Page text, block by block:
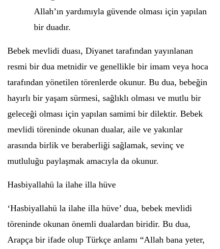
Allah’ın yardımıyla güvende olması için yapılan
bir duadır.
Bebek mevlidi duası, Diyanet tarafından yayınlanan
resmi bir dua metnidir ve genellikle bir imam veya hoca
tarafından yönetilen törenlerde okunur. Bu dua, bebeğin
hayırlı bir yaşam sürmesi, sağlıklı olması ve mutlu bir
geleceği olması için yapılan samimi bir dilektir. Bebek
mevlidi töreninde okunan dualar, aile ve yakınlar
arasında birlik ve beraberliği sağlamak, sevinç ve
mutluluğu paylaşmak amacıyla da okunur.
Hasbiyallahü la ilahe illa hüve
‘Hasbiyallahü la ilahe illa hüve’ dua, bebek mevlidi
töreninde okunan önemli dualardan biridir. Bu dua,
Arapça bir ifade olup Türkçe anlamı “Allah bana yeter,